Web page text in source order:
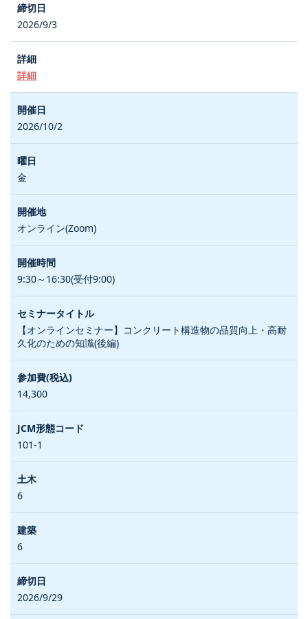
2026/9/3
詳細
2026/10/2
金
オンライン(Zoom)
9:30～16:30(受付9:00)
【オンラインセミナー】コンクリート構造物の品質向上・高耐
久化のための知識(後編)
14,300
101-1
6
6
2026/9/29